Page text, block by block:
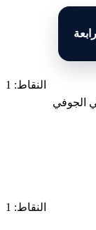
النقاط: 1
الجوفي
النقاط: 1